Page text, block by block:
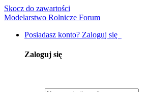
Skocz do zawartości
Modelarstwo Rolnicze Forum
Posiadasz konto? Zaloguj się
Zaloguj się